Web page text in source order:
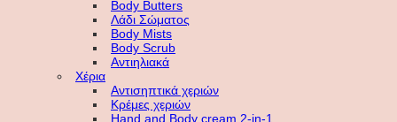
Body Butters
Λάδι Σώματος
Body Mists
Body Scrub
Αντιηλιακά
Χέρια
Αντισηπτικά χεριών
Κρέμες χεριών
Hand and Body cream 2-in-1